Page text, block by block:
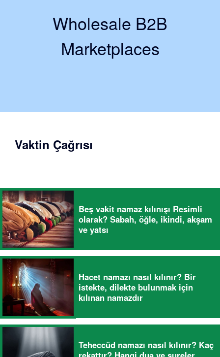
Wholesale B2B
Marketplaces
Vaktin Çağrısı
Beş vakit namaz kılınışı Resimli
olarak? Sabah, öğle, ikindi, akşam
ve yatsı
Hacet namazı nasıl kılınır? Bir
istekte, dilekte bulunmak için
kılınan namazdır
Teheccüd namazı nasıl kılınır? Kaç